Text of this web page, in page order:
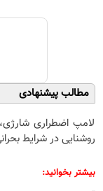
مطالب پیشنهادی
لامپ اضطراری
روشنایی در شرایط
بیشتر بخوانید: